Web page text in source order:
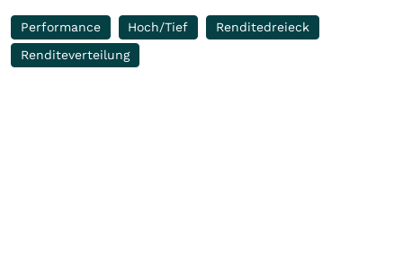
Performance Hoch/Tief
Renditedreieck
Renditeverteilung